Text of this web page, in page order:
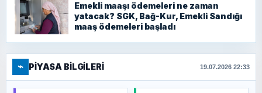
Emekli maaşı ödemeleri ne zaman
yatacak? SGK, Bağ-Kur, Emekli Sandığı
maaş ödemeleri başladı
⌁ PIYASA BILGILERI 19.07.2026 22:33